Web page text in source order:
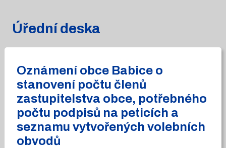
Úřední deska
Oznámení obce Babice o
stanovení počtu členů
zastupitelstva obce, potřebného
počtu podpisů na peticích a
seznamu vytvořených volebních
obvodů